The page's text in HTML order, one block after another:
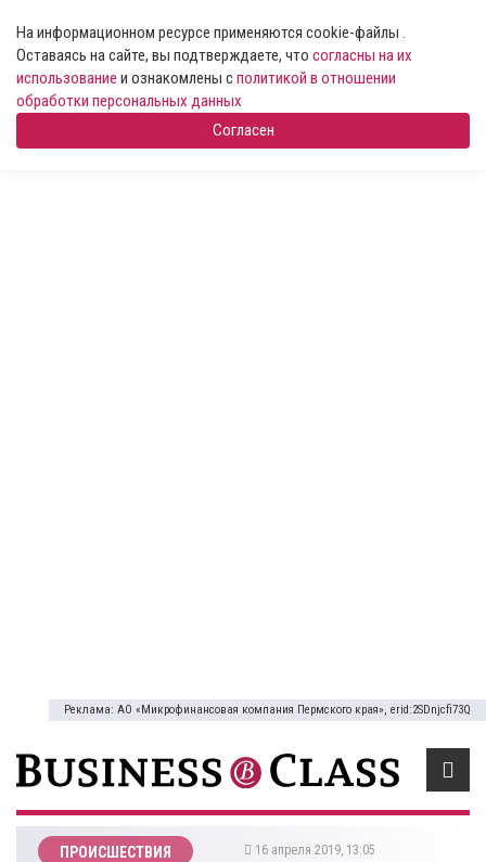
На информационном ресурсе применяются cookie-файлы .
Оставаясь на сайте, вы подтверждаете, что согласны на их
использование и ознакомлены сполитикой в отношении
обработки персональных данных
Согласен
Реклама: АО «Микрофинансовая компания Пермского края», erid:2SDnjcfi73Q
ПРОИСШЕСТВИЯ 16 апреля 2019, 13:05